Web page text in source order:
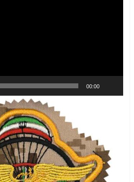
00:00